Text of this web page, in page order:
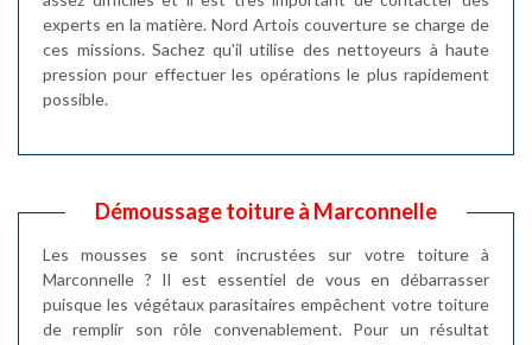
experts en la matière. Nord Artois couverture se charge de
ces missions. Sachez qu'il utilise des nettoyeurs à haute
pression pour effectuer les opérations le plus rapidement
possible.
Démoussage toiture à Marconnelle
Les mousses se sont incrustées sur votre toiture à
Marconnelle ? Il est essentiel de vous en débarrasser
puisque les végétaux parasitaires empêchent votre toiture
de remplir son rôle convenablement. Pour un résultat